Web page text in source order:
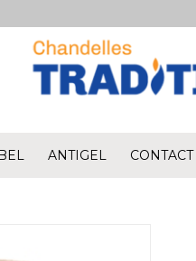
ANTIGEL CONTACT